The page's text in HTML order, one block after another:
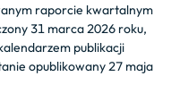
raporcie kwartalnym
31 marca 2026 roku,
publikacji
opublikowany 27 maja